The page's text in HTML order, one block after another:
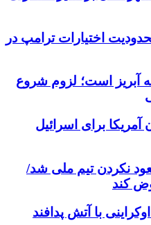
اختیارات ترامپ در
آبریز است؛ لزوم شروع
برای اسرائیل
نکردن تیم ملی شد/
کند
۴۸۳۰ پهپاد اوکراینی با آتش پدافند